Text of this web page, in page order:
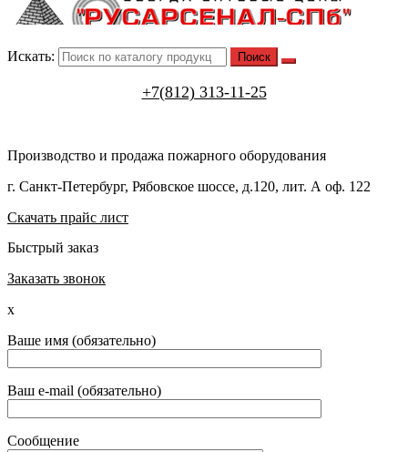
Искать:
+7(812) 313-11-25
Производство и продажа пожарного оборудования
г. Санкт-Петербург, Рябовское шоссе, д.120, лит. А оф. 122
Скачать прайс лист
Быстрый заказ
Заказать звонок
x
Ваше имя (обязательно)
Ваш e-mail (обязательно)
Сообщение